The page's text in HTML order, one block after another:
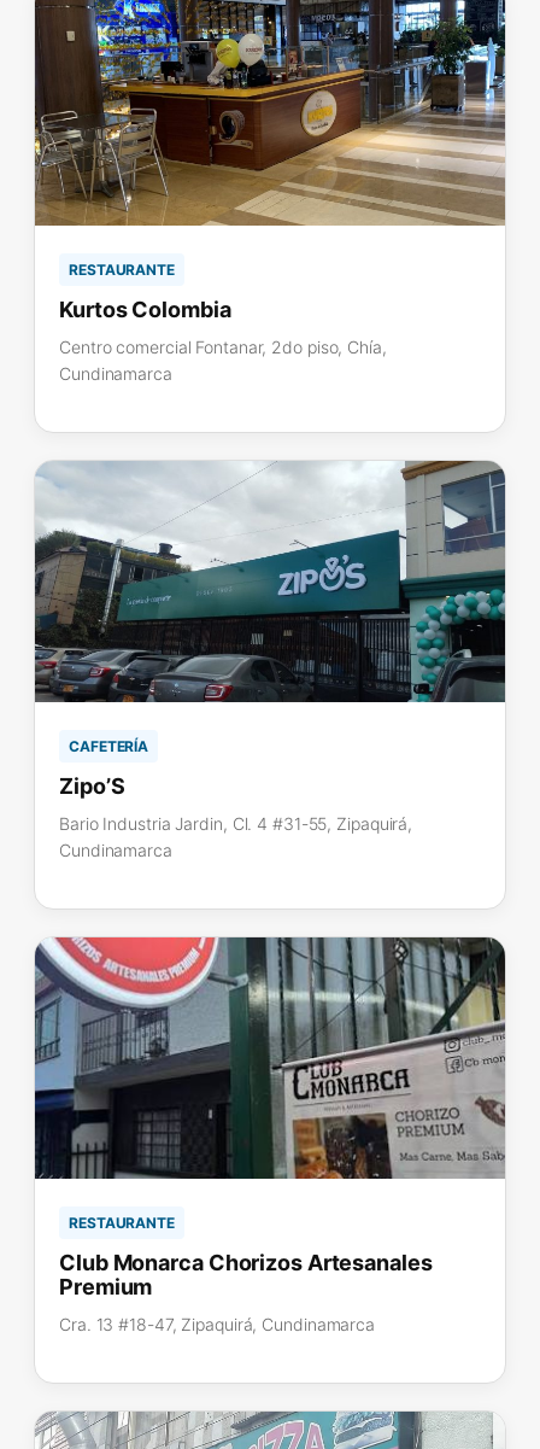
RESTAURANTE
Kurtos Colombia
Centro comercial Fontanar, 2do piso, Chía,
Cundinamarca
CAFETERÍA
Zipo’S
Bario Industria Jardin, Cl. 4 #31-55, Zipaquirá,
Cundinamarca
RESTAURANTE
Club Monarca Chorizos Artesanales
Premium
Cra. 13 #18-47, Zipaquirá, Cundinamarca